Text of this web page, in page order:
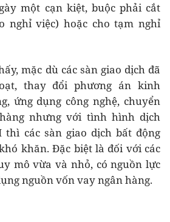
một cạn kiệt, buộc phải cắt
nghỉ việc) hoặc cho tạm nghỉ
mặc dù các sàn giao dịch đã
thay đổi phương án kinh
ứng dụng công nghệ, chuyển
nhưng với tình hình dịch
các sàn giao dịch bất động
khăn. Đặc biệt là đối với các
mô vừa và nhỏ, có nguồn lực
nguồn vốn vay ngân hàng.